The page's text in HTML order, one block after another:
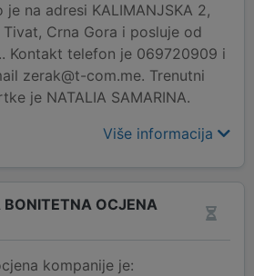
je na adresi KALIMANJSKA 2,
Tivat, Crna Gora i posluje od
Kontakt telefon je 069720909 i
zerak@t-com.me. Trenutni
je NATALIA SAMARINA.
Više informacija
BONITETNA OCJENA
kompanije je: